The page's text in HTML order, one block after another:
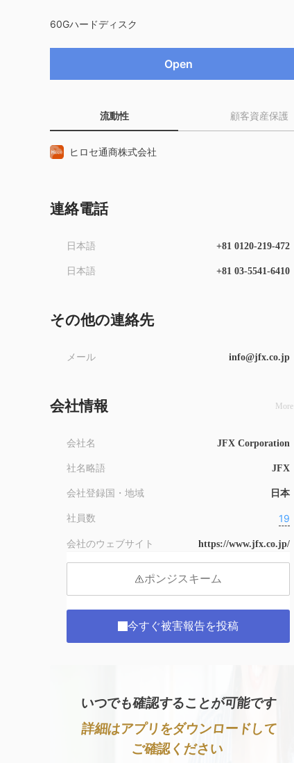
60Gハードディスク
Open
流動性 顧客資産保護
ヒロセ通商株式会社
連絡電話
日本語 +81 0120-219-472
日本語 +81 03-5541-6410
その他の連絡先
メール info@jfx.co.jp
会社情報 More
会社名 JFX Corporation
社名略語 JFX
会社登録国・地域 日本
社員数 19
会社のウェブサイト https://www.jfx.co.jp/
ポンジスキーム
今すぐ被害報告を投稿
いつでも確認することが可能です
詳細はアプリをダウンロードして
ご確認ください